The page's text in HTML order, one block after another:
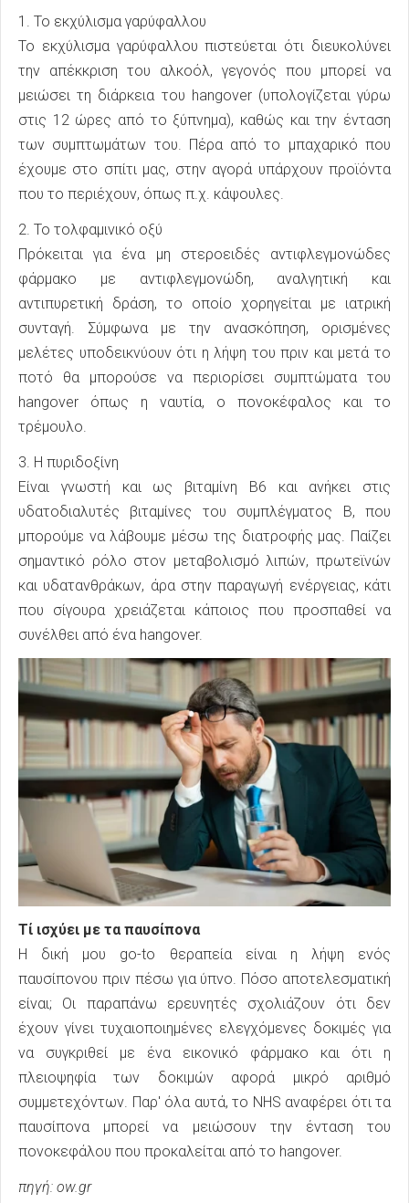
1. Το εκχύλισμα γαρύφαλλου
Το εκχύλισμα γαρύφαλλου πιστεύεται ότι διευκολύνει
την απέκκριση του αλκοόλ, γεγονός που μπορεί να
μειώσει τη διάρκεια του hangover (υπολογίζεται γύρω
στις 12 ώρες από το ξύπνημα), καθώς και την ένταση
των συμπτωμάτων του. Πέρα από το μπαχαρικό που
έχουμε στο σπίτι μας, στην αγορά υπάρχουν προϊόντα
που το περιέχουν, όπως π.χ. κάψουλες.
2. Το τολφαμινικό οξύ
Πρόκειται για ένα μη στεροειδές αντιφλεγμονώδες
φάρμακο με αντιφλεγμονώδη, αναλγητική και
αντιπυρετική δράση, το οποίο χορηγείται με ιατρική
συνταγή. Σύμφωνα με την ανασκόπηση, ορισμένες
μελέτες υποδεικνύουν ότι η λήψη του πριν και μετά το
ποτό θα μπορούσε να περιορίσει συμπτώματα του
hangover όπως η ναυτία, ο πονοκέφαλος και το
τρέμουλο.
3. Η πυριδοξίνη
Είναι γνωστή και ως βιταμίνη Β6 και ανήκει στις
υδατοδιαλυτές βιταμίνες του συμπλέγματος Β, που
μπορούμε να λάβουμε μέσω της διατροφής μας. Παίζει
σημαντικό ρόλο στον μεταβολισμό λιπών, πρωτεϊνών
και υδατανθράκων, άρα στην παραγωγή ενέργειας, κάτι
που σίγουρα χρειάζεται κάποιος που προσπαθεί να
συνέλθει από ένα hangover.
Τί ισχύει με τα παυσίπονα
Η δική μου go-to θεραπεία είναι η λήψη ενός
παυσίπονου πριν πέσω για ύπνο. Πόσο αποτελεσματική
είναι; Οι παραπάνω ερευνητές σχολιάζουν ότι δεν
έχουν γίνει τυχαιοποιημένες ελεγχόμενες δοκιμές για
να συγκριθεί με ένα εικονικό φάρμακο και ότι η
πλειοψηφία των δοκιμών αφορά μικρό αριθμό
συμμετεχόντων. Παρ' όλα αυτά, το NHS αναφέρει ότι τα
παυσίπονα μπορεί να μειώσουν την ένταση του
πονοκεφάλου που προκαλείται από το hangover.
πηγή: ow.gr